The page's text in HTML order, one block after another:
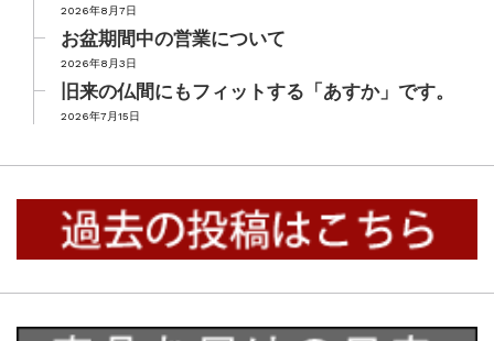
2026年8月7日
お盆期間中の営業について
2026年8月3日
旧来の仏間にもフィットする「あすか」です。
2026年7月15日